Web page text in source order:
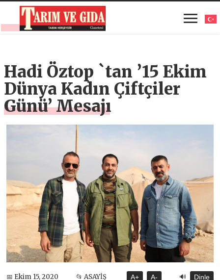
Hadi Öztop `tan ’15 Ekim
Dünya Kadın Çiftçiler
Günü’ Mesajı
📅 Ekim 15, 2020 📂 ASAYİŞ A+ A- 🔊 Dinle